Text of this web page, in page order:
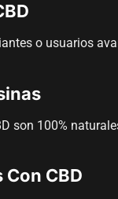
o usuarios
son 100%
CBD